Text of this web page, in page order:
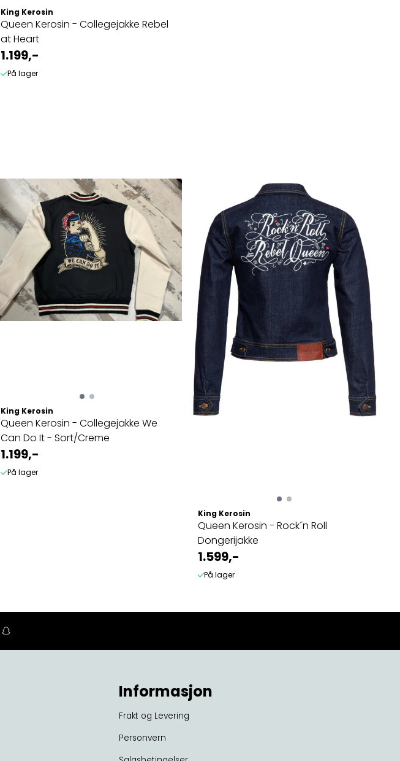
King Kerosin
Queen Kerosin - Collegejakke Rebel
at Heart
1.199,-
På lager
King Kerosin
Queen Kerosin - Collegejakke We
Can Do It - Sort/Creme
1.199,-
På lager
King Kerosin
Queen Kerosin - Rock´n Roll
Dongerijakke
1.599,-
På lager
Informasjon
Frakt og Levering
Personvern